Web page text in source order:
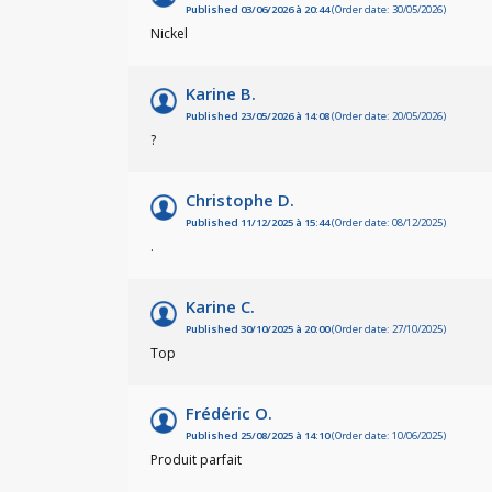
Published 03/06/2026 à 20:44(Order date: 30/05/2026)
Nickel
Karine B.
Published 23/05/2026 à 14:08(Order date: 20/05/2026)
?
Christophe D.
Published 11/12/2025 à 15:44(Order date: 08/12/2025)
.
Karine C.
Published 30/10/2025 à 20:00(Order date: 27/10/2025)
Top
Frédéric O.
Published 25/08/2025 à 14:10(Order date: 10/06/2025)
Produit parfait